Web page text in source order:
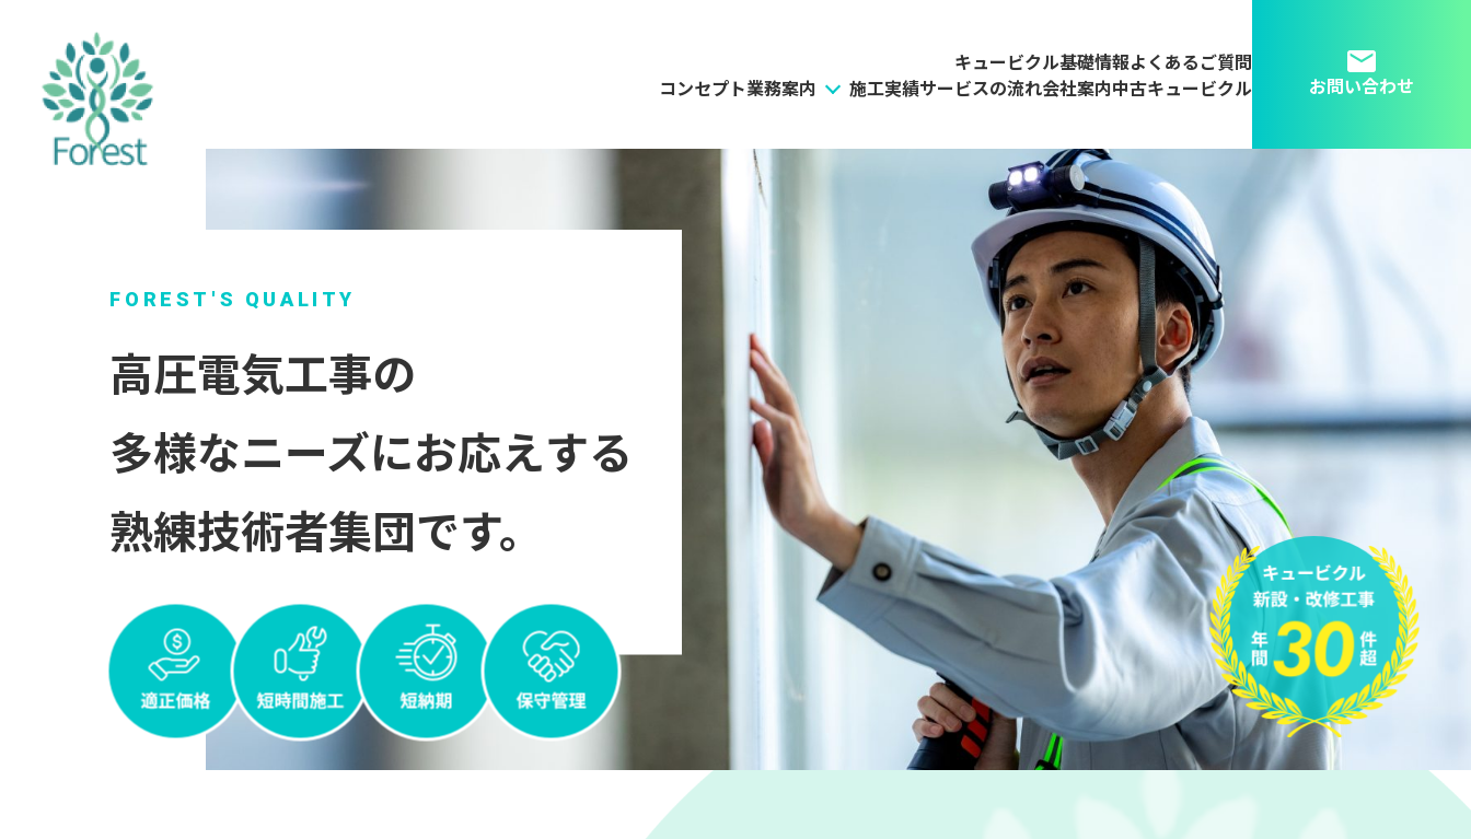
コンセプト業務案内 施工実績サービスの流れ会社案内中古キュービクル
キュービクル基礎情報よくあるご質問
お問い合わせ
FOREST'S QUALITY
高圧電気工事の
多様なニーズにお応えする
熟練技術者集団です。